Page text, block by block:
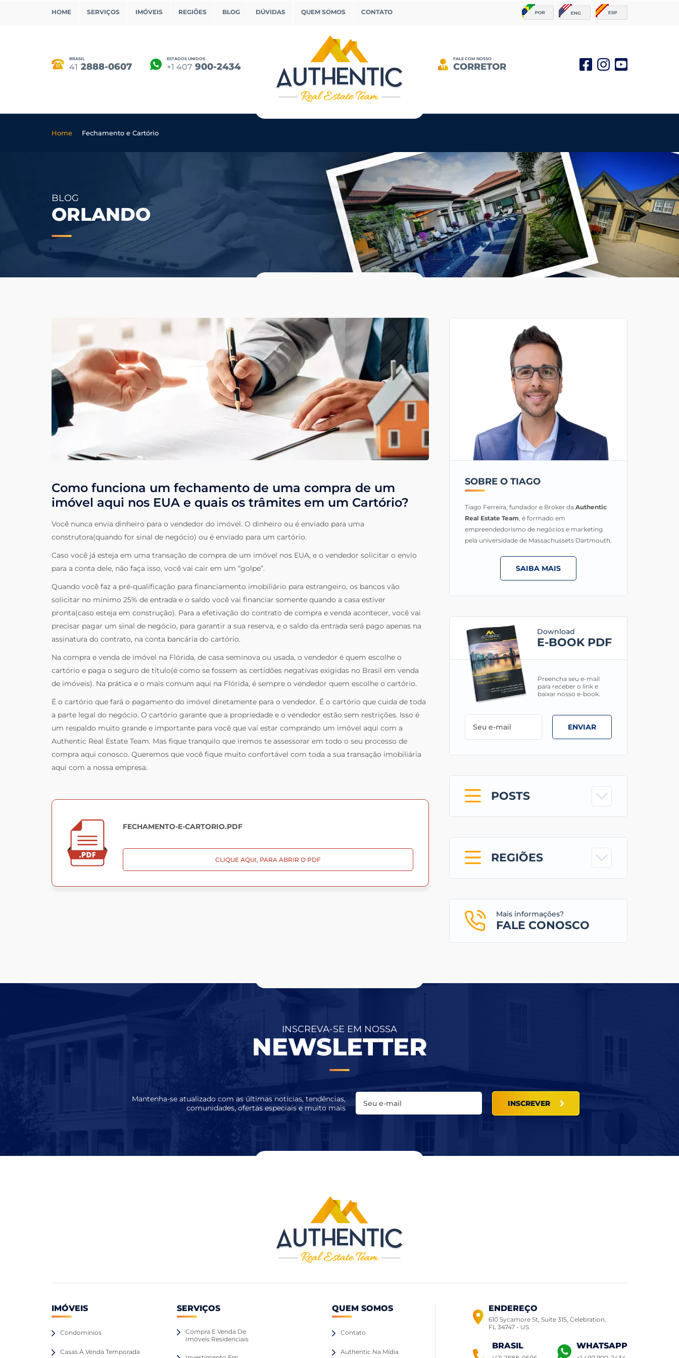
HOME SERVIÇOS IMÓVEIS REGIÕES BLOG DÚVIDAS QUEM SOMOS CONTATO
BRASIL
41 2888-0607
ESTADOS UNIDOS
+1 407 900-2434
FALE COM NOSSO
CORRETOR
Home Fechamento e Cartório
BLOG
ORLANDO
Como funciona um fechamento de uma compra de um
imóvel aqui nos EUA e quais os trâmites em um Cartório?
Você nunca envia dinheiro para o vendedor do imóvel. O dinheiro ou é enviado para uma
construtora(quando for sinal de negócio) ou é enviado para um cartório.
Caso você já esteja em uma transação de compra de um imóvel nos EUA, e o vendedor solicitar o envio
para a conta dele, não faça isso, você vai cair em um “golpe”.
Quando você faz a pré-qualificação para financiamento imobiliário para estrangeiro, os bancos vão
solicitar no mínimo 25% de entrada e o saldo você vai financiar somente quando a casa estiver
pronta(caso esteja em construção). Para a efetivação do contrato de compra e venda acontecer, você vai
precisar pagar um sinal de negócio, para garantir a sua reserva, e o saldo da entrada será pago apenas na
assinatura do contrato, na conta bancária do cartório.
Na compra e venda de imóvel na Flórida, de casa seminova ou usada, o vendedor é quem escolhe o
cartório e paga o seguro de título(é como se fossem as certidões negativas exigidas no Brasil em venda
de imóveis). Na prática e o mais comum aqui na Flórida, é sempre o vendedor quem escolhe o cartório.
É o cartório que fará o pagamento do imóvel diretamente para o vendedor. É o cartório que cuida de toda
a parte legal do negócio. O cartório garante que a propriedade e o vendedor estão sem restrições. Isso é
um respaldo muito grande e importante para você que vai estar comprando um imóvel aqui com a
Authentic Real Estate Team. Mas fique tranquilo que iremos te assessorar em todo o seu processo de
compra aqui conosco. Queremos que você fique muito confortável com toda a sua transação imobiliária
aqui com a nossa empresa.
FECHAMENTO-E-CARTORIO.PDF
CLIQUE AQUI, PARA ABRIR O PDF
SOBRE O TIAGO
Tiago Ferreira, fundador e Broker da Authentic
Real Estate Team , é formado em
empreendedorismo de negócios e marketing
pela universidade de Massachussets Dartmouth.
SAIBA MAIS
Download
E-BOOK PDF
Preencha seu e-mail
para receber o link e
baixar nosso e-book.
ENVIAR
POSTS
REGIÕES
Mais informações?
FALE CONOSCO
INSCREVA-SE EM NOSSA
NEWSLETTER
Mantenha-se atualizado com as últimas notícias, tendências,
comunidades, ofertas especiais e muito mais
INSCREVER
IMÓVEIS
Condomínios
Casas À Venda Temporada
SERVIÇOS
Compra E Venda De
Imóveis Residenciais
QUEM SOMOS
Contato
Authentic Na Mídia
ENDEREÇO
610 Sycamore St, Suite 315, Celebration,
FL 34747 - US
BRASIL WHATSAPP